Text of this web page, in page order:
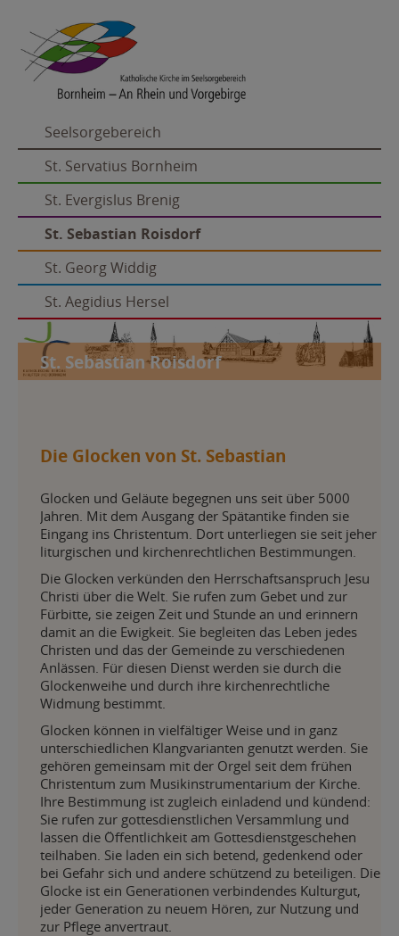
Seelsorgebereich
St. Servatius Bornheim
St. Evergislus Brenig
St. Sebastian Roisdorf
St. Georg Widdig
St. Aegidius Hersel
St. Sebastian Roisdorf
Die Glocken von St. Sebastian
Glocken und Geläute begegnen uns seit über 5000
Jahren. Mit dem Ausgang der Spätantike finden sie
Eingang ins Christentum. Dort unterliegen sie seit jeher
liturgischen und kirchenrechtlichen Bestimmungen.
Die Glocken verkünden den Herrschaftsanspruch Jesu
Christi über die Welt. Sie rufen zum Gebet und zur
Fürbitte, sie zeigen Zeit und Stunde an und erinnern
damit an die Ewigkeit. Sie begleiten das Leben jedes
Christen und das der Gemeinde zu verschiedenen
Anlässen. Für diesen Dienst werden sie durch die
Glockenweihe und durch ihre kirchenrechtliche
Widmung bestimmt.
Glocken können in vielfältiger Weise und in ganz
unterschiedlichen Klangvarianten genutzt werden. Sie
gehören gemeinsam mit der Orgel seit dem frühen
Christentum zum Musikinstrumentarium der Kirche.
Ihre Bestimmung ist zugleich einladend und kündend:
Sie rufen zur gottesdienstlichen Versammlung und
lassen die Öffentlichkeit am Gottesdienstgeschehen
teilhaben. Sie laden ein sich betend, gedenkend oder
bei Gefahr sich und andere schützend zu beteiligen. Die
Glocke ist ein Generationen verbindendes Kulturgut,
jeder Generation zu neuem Hören, zur Nutzung und
zur Pflege anvertraut.